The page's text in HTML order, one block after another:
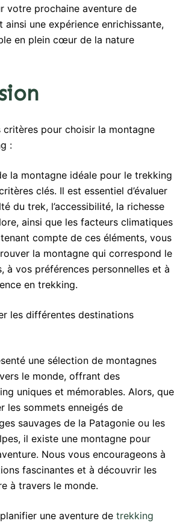
votre prochaine aventure de
une expérience enrichissante,
en plein cœur de la nature
critères pour choisir la montagne
:
la montagne idéale pour le trekking
clés. Il est essentiel d’évaluer
du trek, l’accessibilité, la richesse
ainsi que les facteurs climatiques
compte de ces éléments, vous
la montagne qui correspond le
à vos préférences personnelles et à
en trekking.
les différentes destinations
une sélection de montagnes
le monde, offrant des
uniques et mémorables. Alors, que
les sommets enneigés de
sauvages de la Patagonie ou les
il existe une montagne pour
Nous vous encourageons à
fascinantes et à découvrir les
à travers le monde.
une aventure de trekking